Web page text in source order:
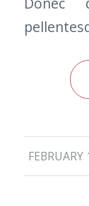
FEBRUARY